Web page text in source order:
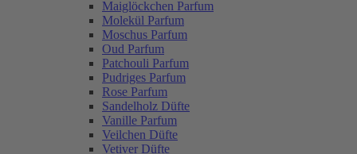
Maiglöckchen Parfum
Molekül Parfum
Moschus Parfum
Oud Parfum
Patchouli Parfum
Pudriges Parfum
Rose Parfum
Sandelholz Düfte
Vanille Parfum
Veilchen Düfte
Vetiver Düfte